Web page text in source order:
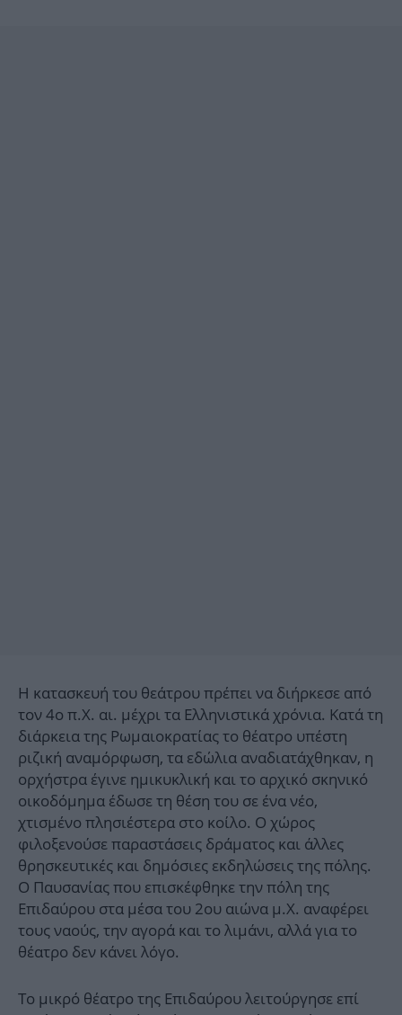
Η κατασκευή του θεάτρου πρέπει να διήρκεσε από
τον 4ο π.Χ. αι. μέχρι τα Ελληνιστικά χρόνια. Κατά τη
διάρκεια της Ρωμαιοκρατίας το θέατρο υπέστη
ριζική αναμόρφωση, τα εδώλια αναδιατάχθηκαν, η
ορχήστρα έγινε ημικυκλική και το αρχικό σκηνικό
οικοδόμημα έδωσε τη θέση του σε ένα νέο,
χτισμένο πλησιέστερα στο κοίλο. Ο χώρος
φιλοξενούσε παραστάσεις δράματος και άλλες
θρησκευτικές και δημόσιες εκδηλώσεις της πόλης.
Ο Παυσανίας που επισκέφθηκε την πόλη της
Επιδαύρου στα μέσα του 2ου αιώνα μ.Χ. αναφέρει
τους ναούς, την αγορά και το λιμάνι, αλλά για το
θέατρο δεν κάνει λόγο.
Το μικρό θέατρο της Επιδαύρου λειτούργησε επί